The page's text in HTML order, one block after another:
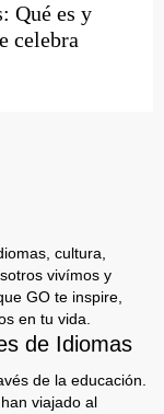
Qué es y
celebra
cultura,
vivímos y
GO te inspire,
en tu vida.
de Idiomas
de la educación.
viajado al